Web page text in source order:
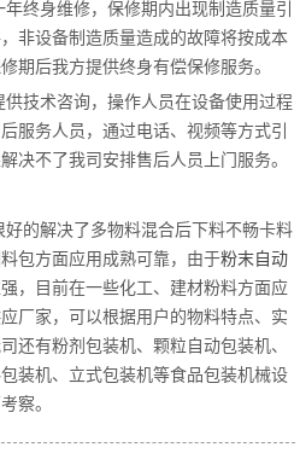
终身维修，保修期内出现制造质量引
非设备制造质量造成的故障将按成本
期后我方提供终身有偿保修服务。
技术咨询，操作人员在设备使用过程
服务人员，通过电话、视频等方式引
决不了我司安排售后人员上门服务。
的解决了多物料混合后下料不畅卡料
包方面应用成熟可靠，由于粉末自动
，目前在一些化工、建材粉料方面应
厂家，可以根据用户的物料特点、实
还有粉剂包装机、颗粒自动包装机、
装机、立式包装机等食品包装机械设
察。